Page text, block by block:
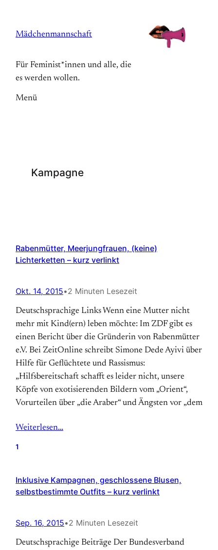
springen
Mädchenmannschaft
Für Feminist*innen und alle, die
es werden wollen.
Menü
Kampagne
Rabenmütter, Meerjungfrauen, (keine)
Lichterketten – kurz verlinkt
Okt. 14, 2015•2 Minuten Lesezeit
Deutschsprachige Links Wenn eine Mutter nicht
mehr mit Kind(ern) leben möchte: Im ZDF gibt es
einen Bericht über die Gründerin von Rabenmütter
e.V. Bei ZeitOnline schreibt Simone Dede Ayivi über
Hilfe für Geflüchtete und Rassismus:
„Hilfsbereitschaft schafft es leider nicht, unsere
Köpfe von exotisierenden Bildern vom „Orient“,
Vorurteilen über „die Araber“ und Ängsten vor „dem
Weiterlesen…
1
Inklusive Kampagnen, geschlossene Blusen,
selbstbestimmte Outfits – kurz verlinkt
Sep. 16, 2015•2 Minuten Lesezeit
Deutschsprachige Beiträge Der Bundesverband